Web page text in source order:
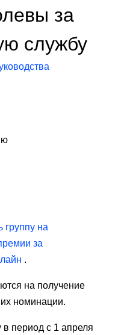
за
службу
на
за
.
на получение
номинации.
период с 1 апреля